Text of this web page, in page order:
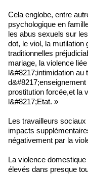
Cela englobe, entre
psychologique en
les abus sexuels sur
dot, le viol, la mutilation
traditionnelles
mariage, la violence
l&#8217;intimidation au
prostitution forcée,et la
l&#8217;Etat. »
Les travailleurs
impacts
négativement par la
La violence
élevés dans presque